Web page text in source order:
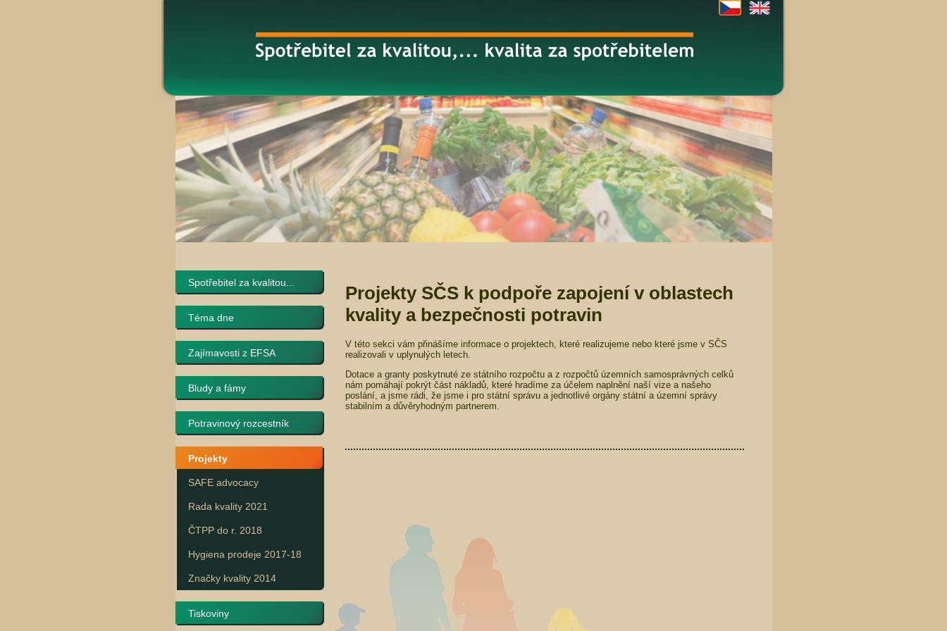
Spotřebitel za kvalitou...
Téma dne
Zajímavosti z EFSA
Bludy a fámy
Potravinový rozcestník
Projekty
SAFE advocacy
Rada kvality 2021
ČTPP do r. 2018
Hygiena prodeje 2017-18
Značky kvality 2014
Tiskoviny
Projekty SČS k podpoře zapojení v oblastech
kvality a bezpečnosti potravin
V této sekci vám přinášíme informace o projektech, které realizujeme nebo které jsme v SČS
realizovali v uplynulých letech.
Dotace a granty poskytnuté ze státního rozpočtu a z rozpočtů územních samosprávných celků
nám pomáhají pokrýt část nákladů, které hradíme za účelem naplnění naší vize a našeho
poslání, a jsme rádi, že jsme i pro státní správu a jednotlivé orgány státní a územní správy
stabilním a důvěryhodným partnerem.